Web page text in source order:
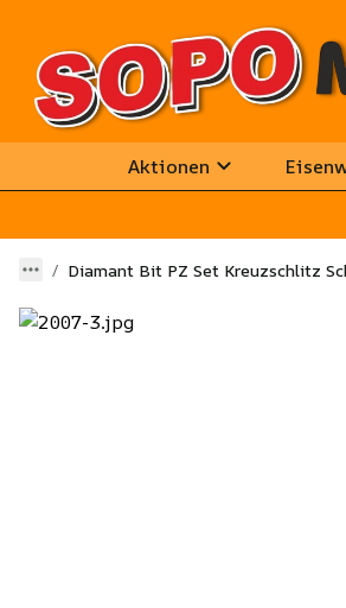
Aktionen
Diamant Bit PZ Set Kreuzschlitz